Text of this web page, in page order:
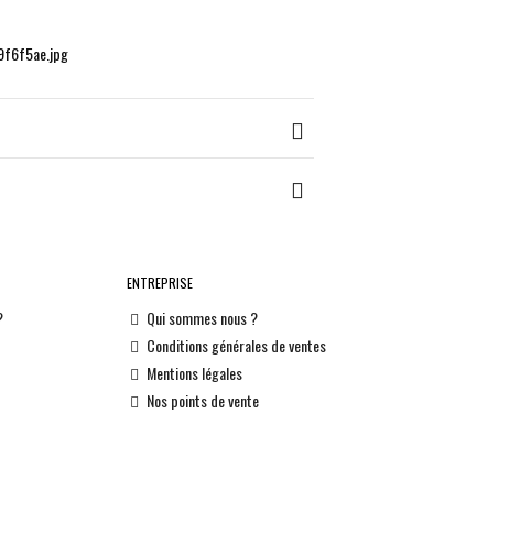
ENTREPRISE
Qui sommes nous ?
Conditions générales de ventes
Mentions légales
Nos points de vente